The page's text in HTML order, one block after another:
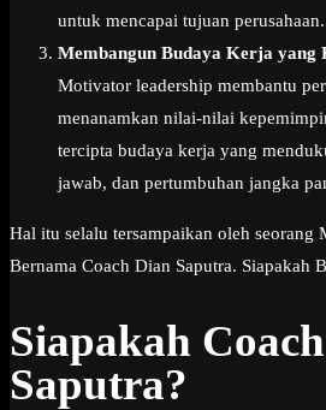
untuk mencapai tujuan perusahaan.
Membangun Budaya Kerja yang
Motivator leadership membantu
menanamkan nilai-nilai
tercipta budaya kerja yang
jawab, dan pertumbuhan jangka
Hal itu selalu tersampaikan oleh seorang
Bernama Coach Dian Saputra. Siapakah
Siapakah
Saputra?